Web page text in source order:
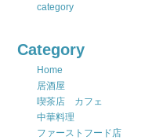
category
Category
Home
居酒屋
喫茶店 カフェ
中華料理
ファーストフード店